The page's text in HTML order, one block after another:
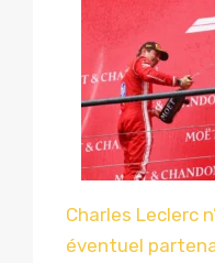
Charles Leclerc
éventuel